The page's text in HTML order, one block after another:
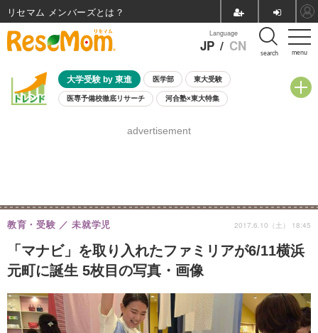
menu
Language
JP / CN search
大学受験 by 東進 医学部 東大受験
医専予備校徹底リサーチ 河合塾×東大特集
8月開催学校説明会・相談会
advertisement
「マナビ」を取り入れたファミリアが6/11横浜
元町に誕生 5枚目の写真・画像
教育・受験 未就学児 2017.6.10（土） 18:45
リセマム メンバーズ